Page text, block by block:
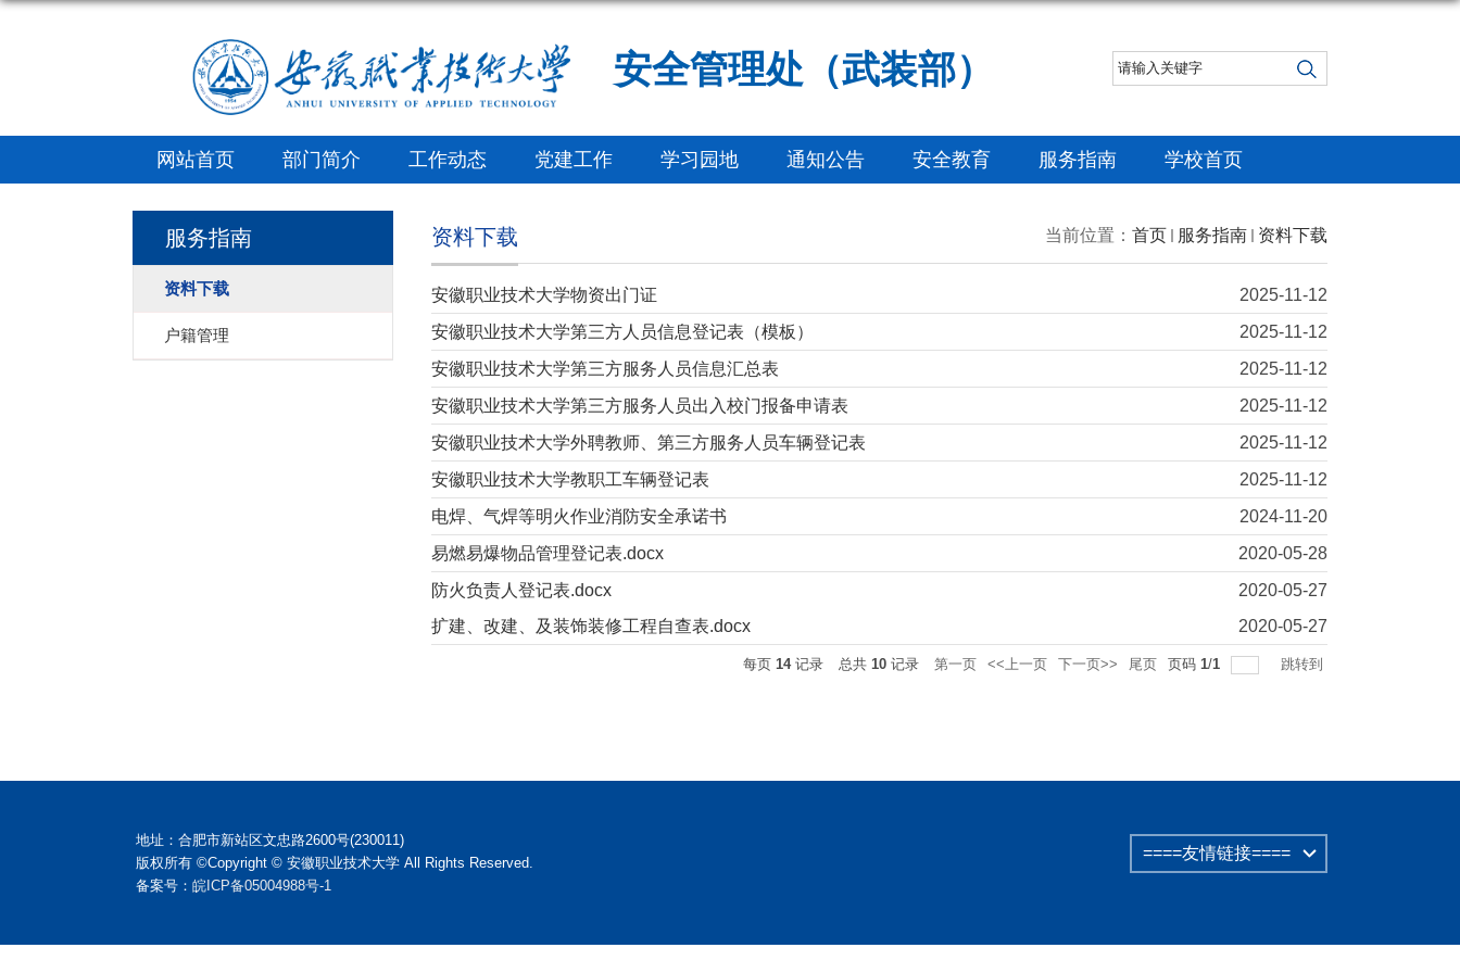
安全管理处（武装部）
网站首页 部门简介 工作动态 党建工作 学习园地 通知公告 安全教育 服务指南 学校首页
服务指南
资料下载
户籍管理
当前位置： 首页 服务指南 资料下载
资料下载
安徽职业技术大学物资出门证
2025-11-12
安徽职业技术大学第三方人员信息登记表（模板）
2025-11-12
安徽职业技术大学第三方服务人员信息汇总表
2025-11-12
安徽职业技术大学第三方服务人员出入校门报备申请表
2025-11-12
安徽职业技术大学外聘教师、第三方服务人员车辆登记表
2025-11-12
安徽职业技术大学教职工车辆登记表
2025-11-12
电焊、气焊等明火作业消防安全承诺书
2024-11-20
易燃易爆物品管理登记表.docx
2020-05-28
防火负责人登记表.docx
2020-05-27
扩建、改建、及装饰装修工程自查表.docx
2020-05-27
每页 14记录 总共 10 记录 第一页 <<上一页 下一页>> 尾页 页码 1/1 跳转到
地址：合肥市新站区文忠路2600号(230011)
版权所有 ©Copyright © 安徽职业技术大学 All Rights Reserved.
备案号： 皖ICP备05004988号-1
====友情链接====